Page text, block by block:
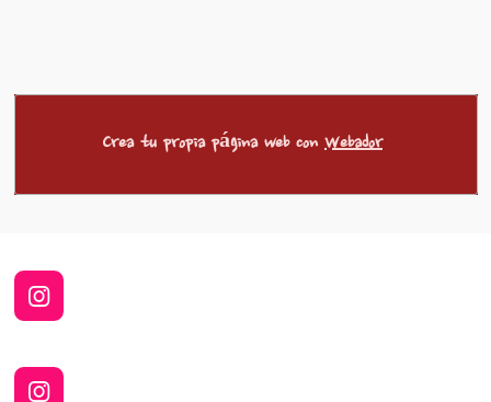
Crea tu propia página web con Webador
I
n
t
a